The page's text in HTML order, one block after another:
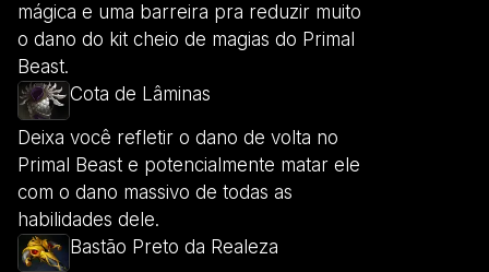
mágica e uma barreira pra reduzir muito
o dano do kit cheio de magias do Primal
Beast.
Cota de Lâminas
Deixa você refletir o dano de volta no
Primal Beast e potencialmente matar ele
com o dano massivo de todas as
habilidades dele.
Bastão Preto da Realeza